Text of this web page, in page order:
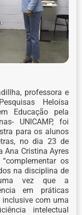
professora e
Heloísa
Educação pela
UNICAMP, foi
para os alunos
no dia 23 de
Ana Cristina Ayres
os
na disciplina de
uma vez que a
em práticas
inclusive com uma
intelectual